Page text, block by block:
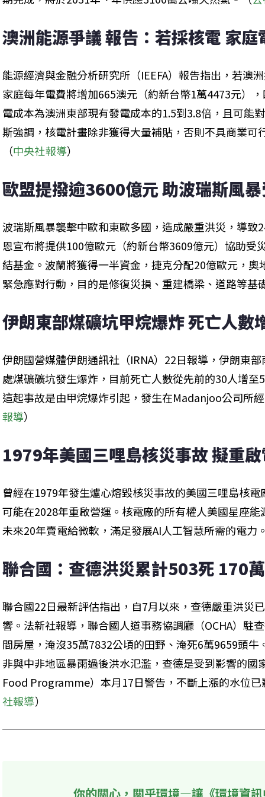
澳洲能源爭議 報告：若採核電 家
能源經濟與金融分析研究所（IEEFA）報告指出，若澳
家庭每年電費將增加665澳元（約新台幣1萬4473元）
電成本為澳洲東部現有發電成本的1.5到3.8倍，且可能
斯強調，核電計畫除非獲得大量補貼，否則不具商業可
（中央社報導）
歐盟提撥逾3600億元 助波瑞斯風
波瑞斯風暴襲擊中歐和東歐多國，造成嚴重洪災，導致
恩宣布將提供100億歐元（約新台幣3609億元）協助受
結基金。波蘭將獲得一半資金，捷克分配20億歐元，
緊急應對行動，目的是修復災損、重建橋梁、道路等基
伊朗東部煤礦坑甲烷爆炸 死亡人數
伊朗國營媒體伊朗通訊社（IRNA）22日報導，伊朗東
處煤礦礦坑發生爆炸，目前死亡人數從先前的30人增
這起事故是由甲烷爆炸引起，發生在Madanjoo公司所
報導）
1979年美國三哩島核災事故 擬重
曾經在1979年發生爐心熔毀核災事故的美國三哩島核
可能在2028年重啟營運。核電廠的所有權人美國星座
未來20年賣電給微軟，滿足發展AI人工智慧所需的電力
聯合國：查德洪災累計503死 170
聯合國22日最新評估指出，自7月以來，查德嚴重洪災
響。法新社報導，聯合國人道事務協調廳（OCHA）駐
間房屋，淹沒35萬7832公頃的田野、淹死6萬9659頭
非與中非地區暴雨過後洪水氾濫，查德是受到影響的
Food Programme）本月17日警告，不斷上漲的水位
社報導）
你的關心，關乎環境—讓《環境資